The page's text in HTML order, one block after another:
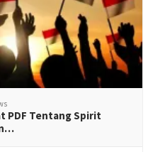
PDF Tentang Spirit